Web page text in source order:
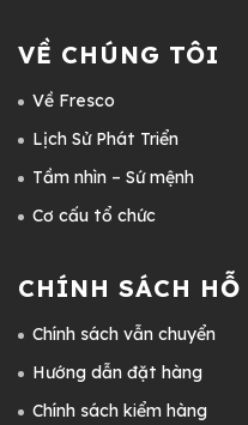
VỀ CHÚNG TÔI
Về Fresco
Lịch Sử Phát Triển
Tầm nhìn – Sứ mệnh
Cơ cấu tổ chức
CHÍNH SÁCH HỖ
Chính sách vẫn chuyển
Hướng dẫn đặt hàng
Chính sách kiểm hàng